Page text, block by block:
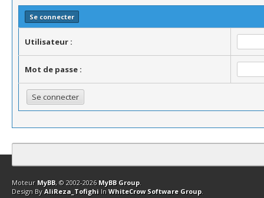
Se connecter
Utilisateur :
Mot de passe :
Contact Club Affiliation Retourner en haut Version bas-débit
Moteur MyBB, © 2002-2026 MyBB Group.
Design By AliReza_Tofighi In WhiteCrow Software Group.